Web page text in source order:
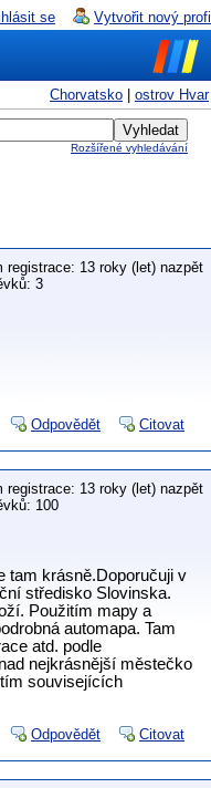
se Vytvořit nový profil
Chorvatsko ostrov Hvar
Rozšířené vyhledávání
registrace: 13 roky (let) nazpět
3
Odpovědět Citovat
registrace: 13 roky (let) nazpět
100
tam krásně.Doporučuji v
středisko Slovinska.
Použitím mapy a
automapa. Tam
atd. podle
nejkrásnější městečko
souvisejících
Odpovědět Citovat